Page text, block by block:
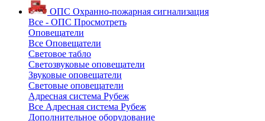
ОПС Охранно-пожарная сигнализация
Все - ОПС Просмотреть
Оповещатели
Все Оповещатели
Световое табло
Светозвуковые оповещатели
Звуковые оповещатели
Световые оповещатели
Адресная система Рубеж
Все Адресная система Рубеж
Дополнительное оборудование